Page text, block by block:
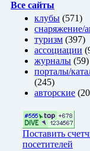
Все сайты
клубы (571)
снаряжение/
туризм (397)
ассоциации
журналы (59)
порталы/
(245)
авторские
Поставить
посетителей